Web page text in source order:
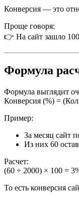
Конверсия — это
Проще говоря:
👉 На сайт зашло
Формула
Формула выглядит
Конверсия (%) =
Пример:
За месяц сайт
Из них 60
Расчет:
(60 ÷ 2000) × 100 =
То есть конверсия